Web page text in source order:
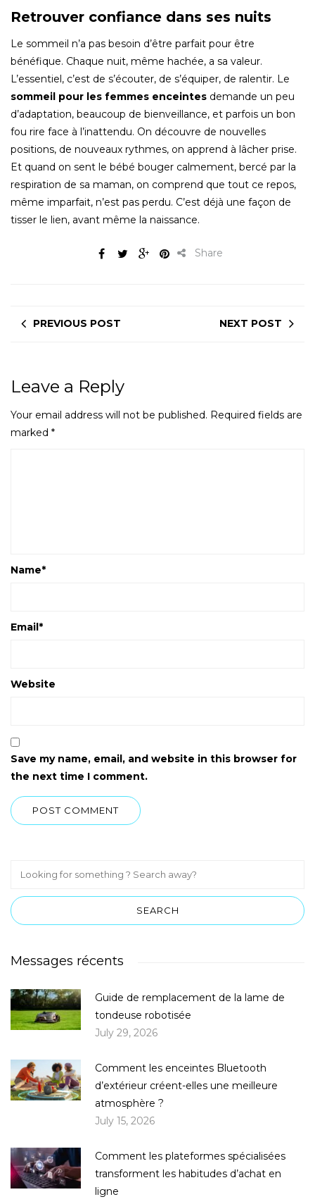
Retrouver confiance dans ses nuits
Le sommeil n’a pas besoin d’être parfait pour être
bénéfique. Chaque nuit, même hachée, a sa valeur.
L’essentiel, c’est de s’écouter, de s’équiper, de ralentir. Le
sommeil pour les femmes enceintes demande un peu
d’adaptation, beaucoup de bienveillance, et parfois un bon
fou rire face à l’inattendu. On découvre de nouvelles
positions, de nouveaux rythmes, on apprend à lâcher prise.
Et quand on sent le bébé bouger calmement, bercé par la
respiration de sa maman, on comprend que tout ce repos,
même imparfait, n’est pas perdu. C’est déjà une façon de
tisser le lien, avant même la naissance.
Share
PREVIOUS POST NEXT POST
Leave a Reply
Your email address will not be published. Required fields are
marked *
Name*
Email*
Website
Save my name, email, and website in this browser for
the next time I comment.
Messages récents
Guide de remplacement de la lame de
tondeuse robotisée
July 29, 2026
Comment les enceintes Bluetooth
d’extérieur créent-elles une meilleure
atmosphère ?
July 15, 2026
Comment les plateformes spécialisées
transforment les habitudes d’achat en
ligne